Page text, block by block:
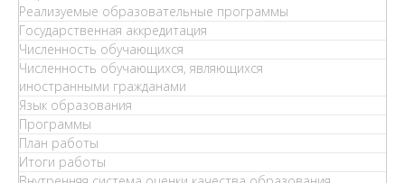
Реализуемые образовательные программы
Государственная аккредитация
Численность обучающихся
Численность обучающихся, являющихся
иностранными гражданами
Язык образования
Программы
План работы
Итоги работы